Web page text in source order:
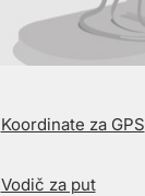
Koordinate za GPS
Vodič za put